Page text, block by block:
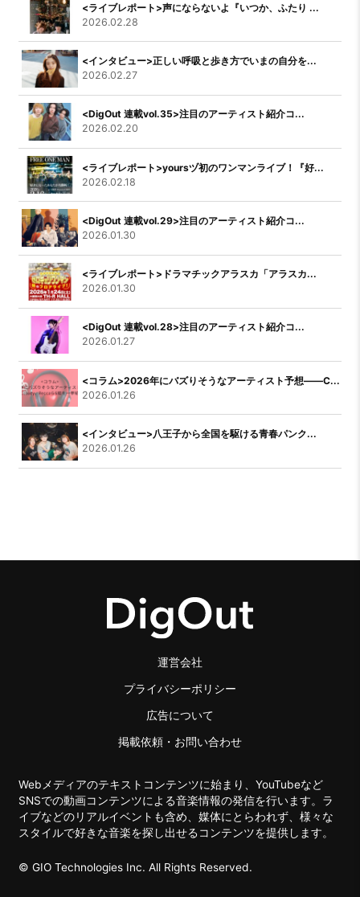
<ライブレポート>声にならないよ『いつか、ふたり ...
2026.02.28
<インタビュー>正しい呼吸と歩き方でいまの自分を...
2026.02.27
<DigOut 連載vol.35>注目のアーティスト紹介コ...
2026.02.20
<ライブレポート>yoursヅ初のワンマンライブ！『好...
2026.02.18
<DigOut 連載vol.29>注目のアーティスト紹介コ...
2026.01.30
<ライブレポート>ドラマチックアラスカ「アラスカ...
2026.01.30
<DigOut 連載vol.28>注目のアーティスト紹介コ...
2026.01.27
<コラム>2026年にバズりそうなアーティスト予想――C...
2026.01.26
<インタビュー>八王子から全国を駆ける青春パンク...
2026.01.26
運営会社
プライバシーポリシー
広告について
掲載依頼・お問い合わせ
Webメディアのテキストコンテンツに始まり、YouTubeなど
SNSでの動画コンテンツによる音楽情報の発信を行います。ラ
イブなどのリアルイベントも含め、媒体にとらわれず、様々な
スタイルで好きな音楽を探し出せるコンテンツを提供します。
© GIO Technologies Inc. All Rights Reserved.